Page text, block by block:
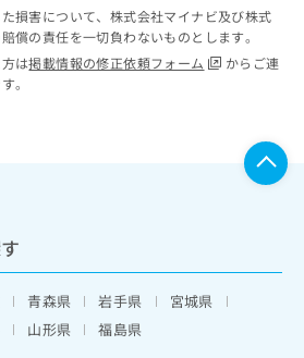
損害について、株式会社マイナビ及び株式
償の責任を一切負わないものとします。
は掲載情報の修正依頼フォーム
からご連
。
青森県 岩手県
宮城県
山形県
福島県